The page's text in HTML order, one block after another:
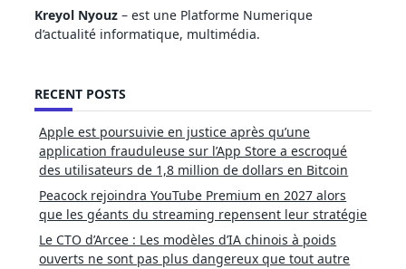
Kreyol Nyouz – est une Platforme Numerique
d’actualité informatique, multimédia.
RECENT POSTS
Apple est poursuivie en justice après qu’une
application frauduleuse sur l’App Store a escroqué
des utilisateurs de 1,8 million de dollars en Bitcoin
Peacock rejoindra YouTube Premium en 2027 alors
que les géants du streaming repensent leur stratégie
Le CTO d’Arcee : Les modèles d’IA chinois à poids
ouverts ne sont pas plus dangereux que tout autre